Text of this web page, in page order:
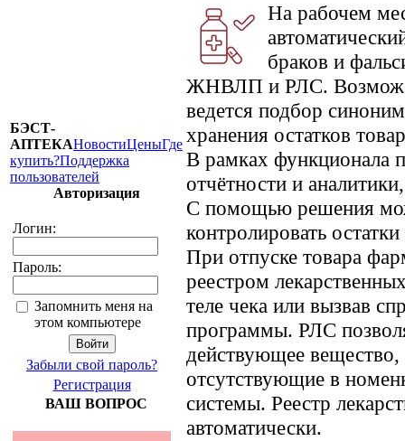
БЭСТ-
АПТЕКАНовостиЦеныГде
купить?Поддержка
пользователей
Авторизация
Логин:
Пароль:
Запомнить меня на
этом компьютере
Забыли свой пароль?
Регистрация
ВАШ ВОПРОС
На рабочем
браков и
ЖНВЛП и РЛС.
ведется подбор
хранения остатков
В рамках функционала
отчётности и
С помощью решения
контролировать
При отпуске товара
реестром
теле чека или вызвав
программы. РЛС
действующее
отсутствующие в
системы. Реестр
автоматически.